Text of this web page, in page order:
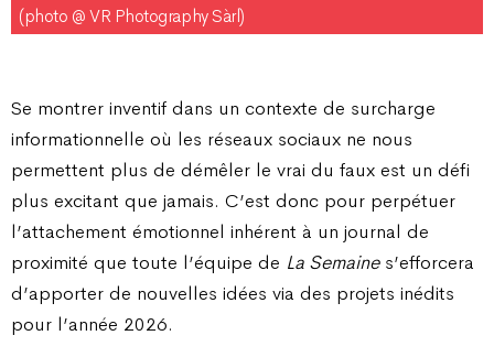
(photo @ VR Photography Sàrl)
Se montrer inventif dans un contexte de surcharge
informationnelle où les réseaux sociaux ne nous
permettent plus de démêler le vrai du faux est un défi
plus excitant que jamais. C’est donc pour perpétuer
l’attachement émotionnel inhérent à un journal de
proximité que toute l’équipe de La Semaines’efforcera
d’apporter de nouvelles idées via des projets inédits
pour l’année 2026.